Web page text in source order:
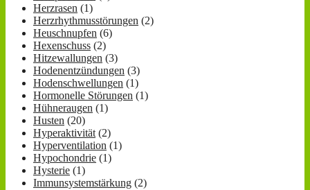
Herzrasen (1)
Herzrhythmusstörungen (2)
Heuschnupfen (6)
Hexenschuss (2)
Hitzewallungen (3)
Hodenentzündungen (3)
Hodenschwellungen (1)
Hormonelle Störungen (1)
Hühneraugen (1)
Husten (20)
Hyperaktivität (2)
Hyperventilation (1)
Hypochondrie (1)
Hysterie (1)
Immunsystemstärkung (2)